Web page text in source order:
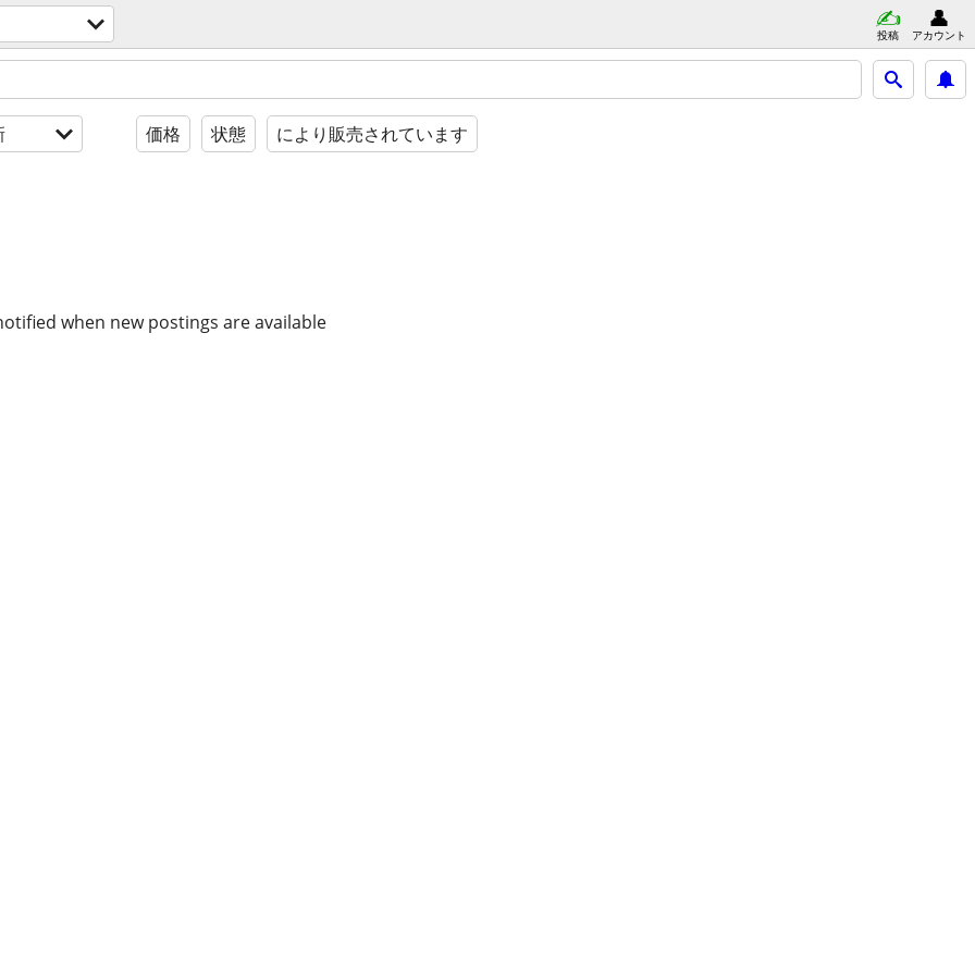
投稿 アカウント
価格 状態 により販売されています
when new postings are available